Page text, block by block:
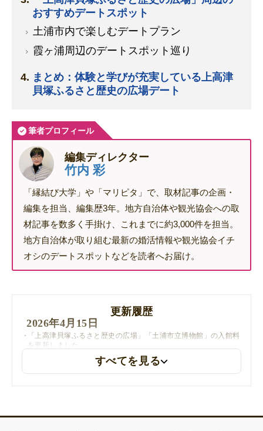
おすすめデートスポット
土浦市内で楽しむデートプラン
霞ヶ浦周辺のデートスポット巡り
まとめ：体験と学びが充実している上高津
貝塚ふるさと歴史の広場デート
筆者プロフィール
編集ディレクター
竹内 彩
「縁結び大学」や「マリピタ」で、取材記事の企画・
編集を担当、編集歴3年。地方自治体や観光協会への取
材記事を数多く手掛け、これまでに約3,000件を担当。
地方自治体が取り組む最新の婚活情報や観光協会イチ
オシのデートスポットなどを読者へお届け。
更新履歴
2026年4月15日
「上高津貝塚ふるさと歴史の広場」「土浦市立博物館」の入館料
を更新しました
すべてを見る